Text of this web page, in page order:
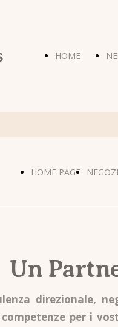
HOME
HOME PAGE
Un
direzionale,
per i